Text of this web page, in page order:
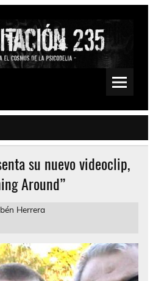
Sludge, Fuzz, Space, Drone
su nuevo videoclip,
Around”
Herrera